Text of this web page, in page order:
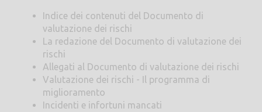
Indice dei contenuti del Documento di
valutazione dei rischi
La redazione del Documento di valutazione dei
rischi
Allegati al Documento di valutazione dei rischi
Valutazione dei rischi - Il programma di
miglioramento
Incidenti e infortuni mancati